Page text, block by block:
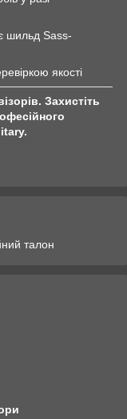
шильд Sass-
якості
Захистіть
талон